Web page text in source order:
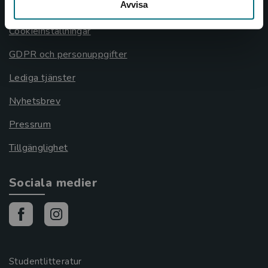
Avvisa
Cookieinställningar
GDPR och personuppgifter
Lediga tjänster
Nyhetsbrev
Pressrum
Tillgänglighet
Sociala medier
Studentlitteratur